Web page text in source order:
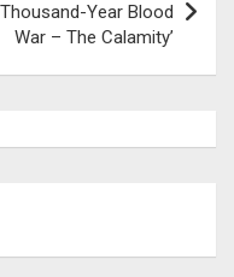
Year Blood
War – The Calamity’